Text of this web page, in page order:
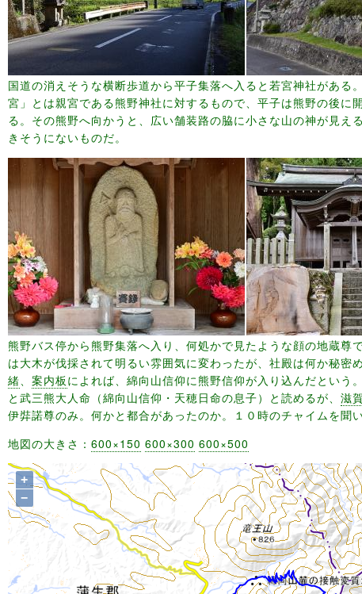
国道の消えそうな横断歩道から平子集落へ入ると若宮神社がある。
宮」とは親宮である熊野神社に対するもので、平子は熊野の後に
る。その熊野へ向かうと、広い舗装路の脇に小さな山の神が見え
きそうにないものだ。
熊野バス停から熊野集落へ入り、何処かで見たような顔の地蔵尊
は大木が伐採されて明るい雰囲気に変わったが、社殿は何か秘密
緒、 案内板 によれば、綿向山信仰に熊野信仰が入り込んだという
と武三熊大人命（綿向山信仰・天穂日命の息子）と読めるが、 滋
伊弉諾尊のみ。何かと都合があったのか。１０時のチャイムを聞い
地図の大きさ： 600×150 600×300 600×500
+
−